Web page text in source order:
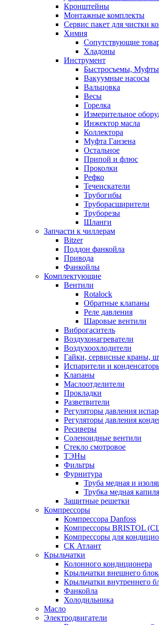
Кронштейны
Монтажные комплекты
Сервис пакет для чистки
Химия
Сопутствующие
Хладоны
Инструмент
Быстросъемы, Муфты
Вакуумные насосы
Вальцовка
Весы
Горелка
Измерительное
Инжектор масла
Коллектора
Муфта Ганзена
Остальное
Припой и флюс
Проколки
Рефко
Течеискатели
Трубогибы
Труборасширители
Труборезы
Шланги
Запчасти к чиллерам
Bitzer
Поддон фанкойла
Привода
Фанкойлы
Комплектующие
Вентили
Rotalock
Обратные клапаны
Реле давления
Шаровые вентили
Виброгаситель
Воздухонагреватели
Воздухоохлодители
Гайки, сервисные краны,
Испарители и
Клапаны
Маслоотделители
Прокладки
Разветвители
Регуляторы давления
Регуляторы давления
Ресиверы
Соленоидные вентили
Стекло смотровое
ТЭНы
Фильтры
Фурнитура
Труба медная и
Трубка медная
Защитные решетки
Компрессоры
Компрессора Danfoss
Компрессоры BRISTOL
Компрессоры для
СК Атлант
Крыльчатки
Колонного кондиционера
Крыльчатки внешнего
Крыльчатки внутреннего
Фанкойла
Холодильника
Масло
Электродвигатели